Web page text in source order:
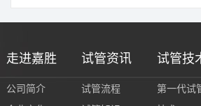
走进嘉胜
公司简介
试管资讯
试管流程
试管技
第一代试